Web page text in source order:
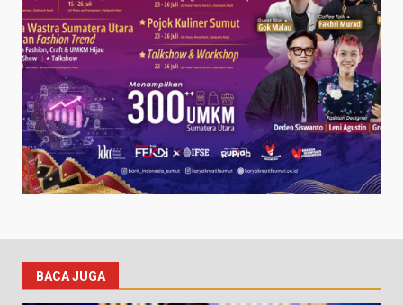
BACA JUGA